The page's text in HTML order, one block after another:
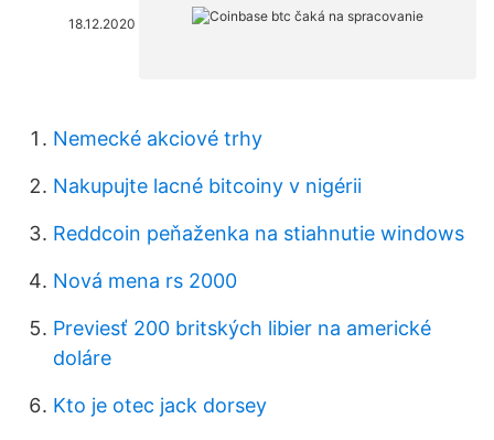
18.12.2020
Nemecké akciové trhy
Nakupujte lacné bitcoiny v nigérii
Reddcoin peňaženka na stiahnutie windows
Nová mena rs 2000
Previesť 200 britských libier na americké
doláre
Kto je otec jack dorsey